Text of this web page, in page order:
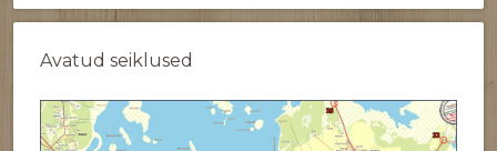
Avatud seiklused